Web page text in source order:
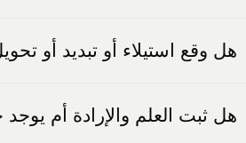
هل وقع استيلاء أو تبديد أو
هل ثبت العلم والإرادة أم